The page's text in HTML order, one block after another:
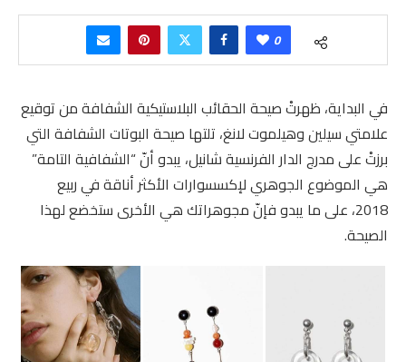
0
في البداية، ظهرتْ صيحة الحقائب البلاستيكية الشفافة من توقيع
علامتي سيلين وهيلموت لانغ، تلتها صيحة البوتات الشفافة التي
برزتْ على مدرج الدار الفرنسية شانيل، يبدو أنّ “الشفافية التامة”
هي الموضوع الجوهري لإكسسوارات الأكثر أناقة في ربيع
2018، على ما يبدو فإنّ مجوهراتك هي الأخرى ستخضع لهذا
الصيحة.